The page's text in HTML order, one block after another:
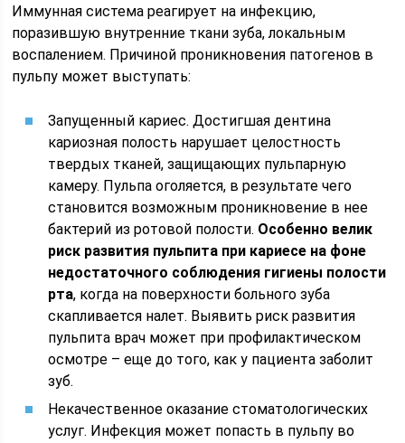
Иммунная система реагирует на инфекцию,
поразившую внутренние ткани зуба, локальным
воспалением. Причиной проникновения патогенов в
пульпу может выступать:
Запущенный кариес. Достигшая дентина
кариозная полость нарушает целостность
твердых тканей, защищающих пульпарную
камеру. Пульпа оголяется, в результате чего
становится возможным проникновение в нее
бактерий из ротовой полости. Особенно велик
риск развития пульпита при кариесе на фоне
недостаточного соблюдения гигиены полости
рта, когда на поверхности больного зуба
скапливается налет. Выявить риск развития
пульпита врач может при профилактическом
осмотре – еще до того, как у пациента заболит
зуб.
Некачественное оказание стоматологических
услуг. Инфекция может попасть в пульпу во